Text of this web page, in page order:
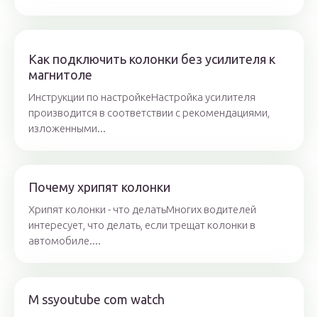
Как подключить колонки без усилителя к
магнитоле
Инструкции по настройкеНастройка усилителя
производится в соответствии с рекомендациями,
изложенными...
Почему хрипят колонки
Хрипят колонки - что делатьМногих водителей
интересует, что делать, если трещат колонки в
автомобиле....
M ssyoutube com watch